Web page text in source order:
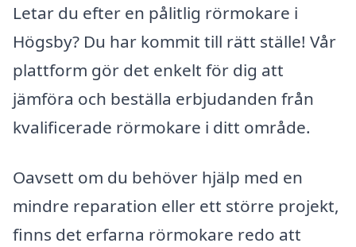
Letar du efter en pålitlig rörmokare i
Högsby? Du har kommit till rätt ställe! Vår
plattform gör det enkelt för dig att
jämföra och beställa erbjudanden från
kvalificerade rörmokare i ditt område.
Oavsett om du behöver hjälp med en
mindre reparation eller ett större projekt,
finns det erfarna rörmokare redo att